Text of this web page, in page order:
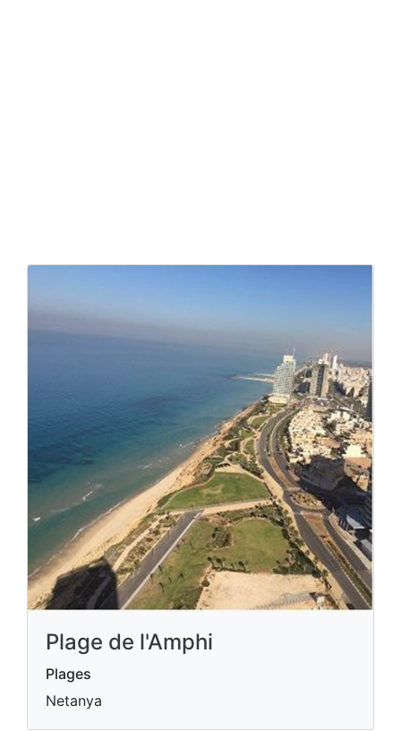
Plage de l'Amphi
Plages
Netanya